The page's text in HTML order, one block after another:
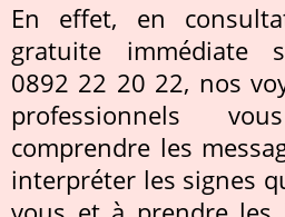
En effet, en
gratuite immédiate
0892 22 20 22, nos
professionnels
comprendre les
interpréter les signes